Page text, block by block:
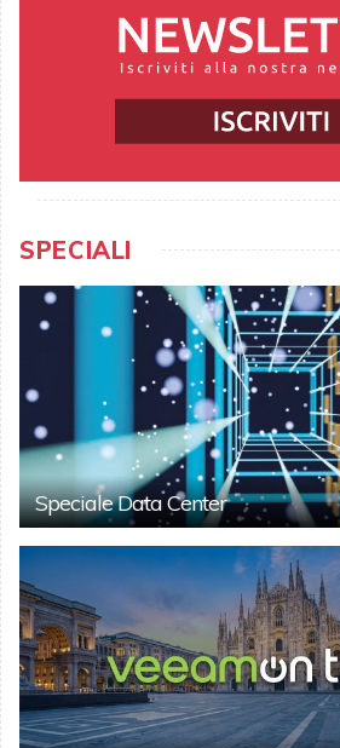
SPECIALI
Speciale Data Center